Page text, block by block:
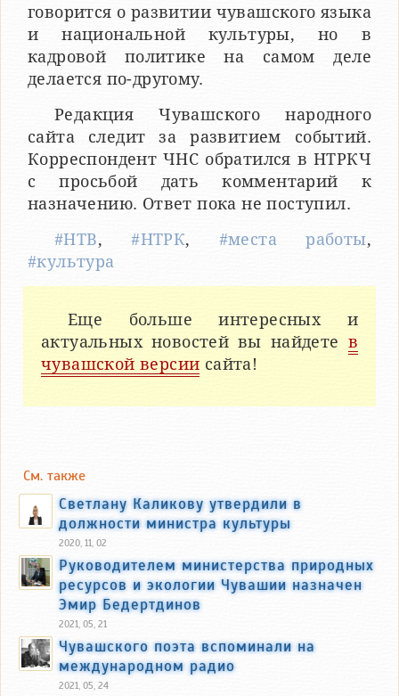
говорится о развитии чувашского языка
и национальной культуры, но в
кадровой политике на самом деле
делается по-другому.
Редакция Чувашского народного
сайта следит за развитием событий.
Корреспондент ЧНС обратился в НТРКЧ
с просьбой дать комментарий к
назначению. Ответ пока не поступил.
#НТВ,#НТРК, #места работы,
#культура
Еще больше интересных и
актуальных новостей вы найдете в
чувашской версии сайта!
См. также
Светлану Каликову утвердили в
должности министра культуры
2020, 11, 02
Руководителем министерства природных
ресурсов и экологии Чувашии назначен
Эмир Бедертдинов
2021, 05, 21
Чувашского поэта вспоминали на
международном радио
2021, 05, 24